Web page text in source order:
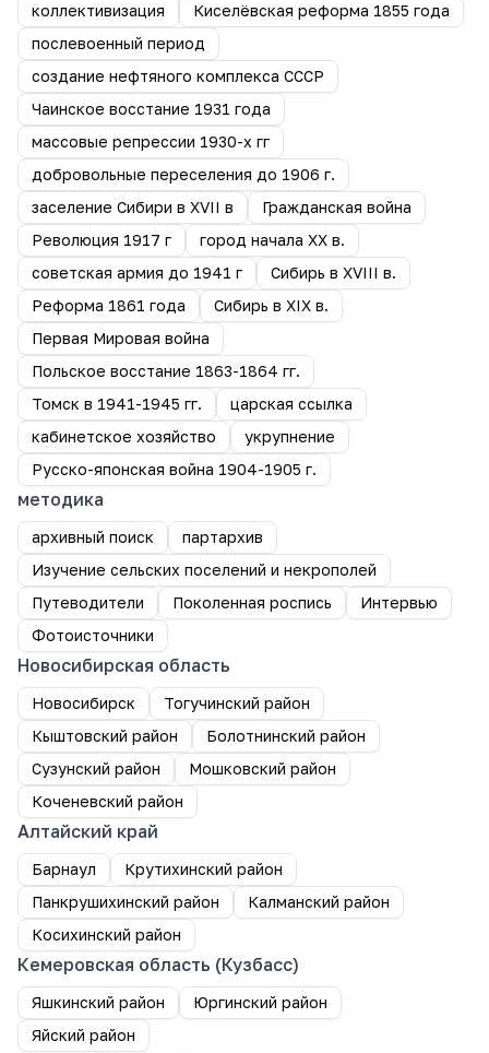
коллективизация
Киселёвская реформа 1855 года
послевоенный период
создание нефтяного комплекса СССР
Чаинское восстание 1931 года
массовые репрессии 1930-х гг
добровольные переселения до 1906 г.
заселение Сибири в XVII в
Гражданская война
Революция 1917 г
город начала ХХ в.
советская армия до 1941 г
Сибирь в XVIII в.
Реформа 1861 года
Сибирь в XIX в.
Первая Мировая война
Польское восстание 1863-1864 гг.
Томск в 1941-1945 гг.
царская ссылка
кабинетское хозяйство
укрупнение
Русско-японская война 1904-1905 г.
методика
архивный поиск
партархив
Изучение сельских поселений и некрополей
Путеводители
Поколенная роспись
Интервью
Фотоисточники
Новосибирская область
Новосибирск
Тогучинский район
Кыштовский район
Болотнинский район
Сузунский район
Мошковский район
Коченевский район
Алтайский край
Барнаул
Крутихинский район
Панкрушихинский район
Калманский район
Косихинский район
Кемеровская область (Кузбасс)
Яшкинский район
Юргинский район
Яйский район